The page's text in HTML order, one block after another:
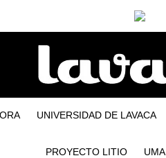
UNIVERSIDAD DE LAVACA
PROYECTO LITIO UMA